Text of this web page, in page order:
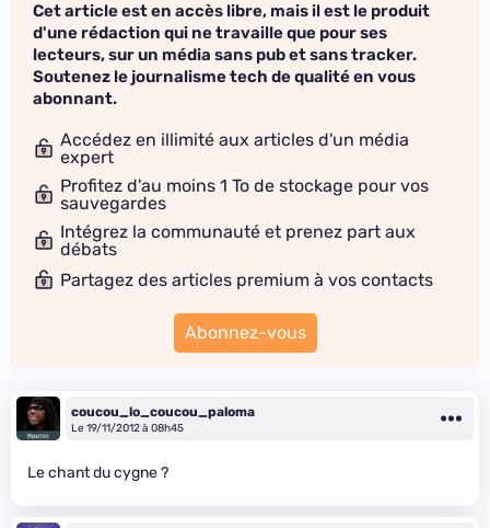
Cet article est en accès libre, mais il est le produit
d'une rédaction qui ne travaille que pour ses
lecteurs, sur un média sans pub et sans tracker.
Soutenez le journalisme tech de qualité en vous
abonnant.
Accédez en illimité aux articles d'un média
expert
Profitez d'au moins 1 To de stockage pour vos
sauvegardes
Intégrez la communauté et prenez part aux
débats
Partagez des articles premium à vos contacts
Abonnez-vous
coucou_lo_coucou_paloma
Le 19/11/2012 à 08h45
Le chant du cygne ?